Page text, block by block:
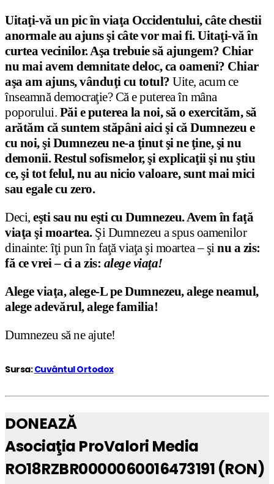
Uitaţi-vă un pic în viaţa Occidentului, câte chestii
anormale au ajuns şi câte vor mai fi. Uitaţi-vă în
curtea vecinilor. Aşa trebuie să ajungem? Chiar
nu mai avem demnitate deloc, ca oameni? Chiar
aşa am ajuns, vânduţi cu totul? Uite, acum ce
înseamnă democraţie? Că e puterea în mâna
poporului. Păi e puterea la noi, să o exercităm, să
arătăm că suntem stăpâni aici şi că Dumnezeu e
cu noi, şi Dumnezeu ne-a ţinut şi ne ţine, şi nu
demonii. Restul sofismelor, şi explicaţii şi nu ştiu
ce, şi tot felul, nu au nicio valoare, sunt mai mici
sau egale cu zero.
Deci, eşti sau nu eşti cu Dumnezeu. Avem în faţă
viaţa şi moartea.Şi Dumnezeu a spus oamenilor
dinainte: îţi pun în faţă viaţa şi moartea – şi nu a zis:
fă ce vrei– ci a zis: alege viaţa!
Alege viaţa, alege-L pe Dumnezeu, alege neamul,
alege adevărul, alege familia!
Dumnezeu să ne ajute!
Sursa:Cuvântul Ortodox
DONEAZĂ
Asociaţia ProValori Media
RO18RZBR0000060016473191 (RON)